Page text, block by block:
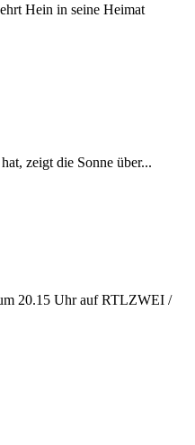
Hein in seine Heimat
zeigt die Sonne über...
20.15 Uhr auf RTLZWEI /